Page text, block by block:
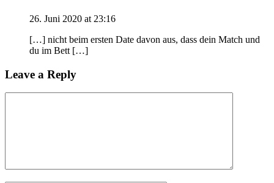
26. Juni 2020 at 23:16
[…] nicht beim ersten Date davon aus, dass dein Match und
du im Bett […]
Leave a Reply